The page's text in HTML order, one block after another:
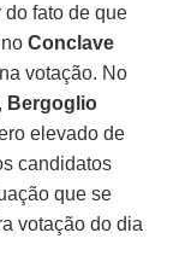
fato de que
noConclave
votação. No
Bergoglio
elevado de
candidatos
que se
votação do dia